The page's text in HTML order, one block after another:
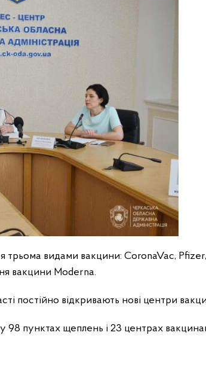
трьома видами вакцини: CoronaVac, Pfizer,
вакцини Moderna.
постійно відкривають нові центри
пунктах щеплень і 23 центрах